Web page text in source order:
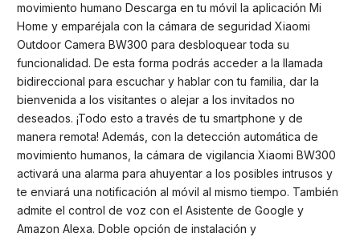
movimiento humano Descarga en tu móvil la aplicación Mi
Home y emparéjala con la cámara de seguridad Xiaomi
Outdoor Camera BW300 para desbloquear toda su
funcionalidad. De esta forma podrás acceder a la llamada
bidireccional para escuchar y hablar con tu familia, dar la
bienvenida a los visitantes o alejar a los invitados no
deseados. ¡Todo esto a través de tu smartphone y de
manera remota! Además, con la detección automática de
movimiento humanos, la cámara de vigilancia Xiaomi BW300
activará una alarma para ahuyentar a los posibles intrusos y
te enviará una notificación al móvil al mismo tiempo. También
admite el control de voz con el Asistente de Google y
Amazon Alexa. Doble opción de instalación y